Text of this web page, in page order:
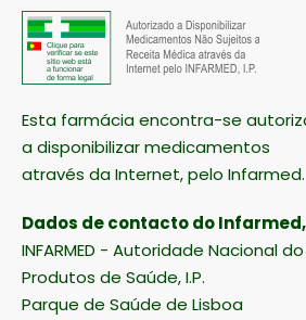
Esta farmácia encontra-se
através da Internet, pelo Infarmed.
Dados de contacto do Infarmed,
INFARMED - Autoridade Nacional